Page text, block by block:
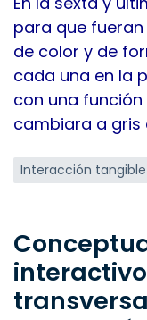
para que
de color y de
cada una en la
con una
cambiara a gris
Etiquetas
Interacción tangible